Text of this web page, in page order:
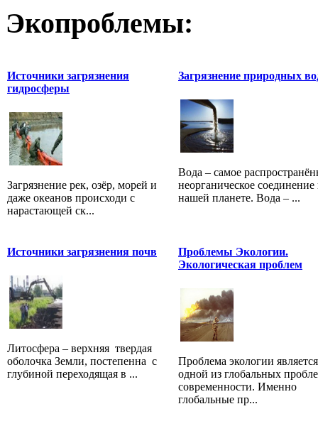
Экопроблемы:
Источники загрязнения
гидросферы
Загрязнение рек, озёр, морей и
даже океанов происходи с
нарастающей ск...
Загрязнение природных
Вода – самое
неорганическое соединение
нашей планете. Вода – ...
Источники загрязнения почв
Литосфера – верхняя твердая
оболочка Земли, постепенна с
глубиной переходящая в ...
Проблемы Экологии.
Экологическая проблем
Проблема экологии является
одной из глобальных
современности. Именно
глобальные пр...